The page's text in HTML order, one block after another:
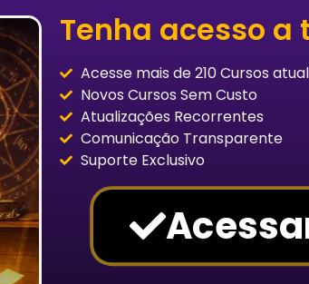
Tenha acesso a
Acesse mais de 210 Cursos
Novos Cursos Sem Custo
Atualizações Recorrentes
Comunicação Transparente
Suporte Exclusivo